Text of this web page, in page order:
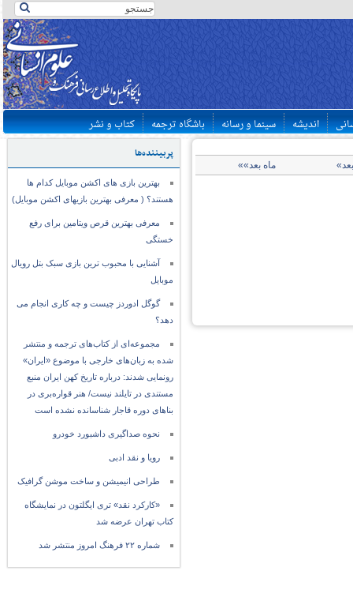
اندیشه سینما و رسانه باشگاه ترجمه کتاب و نشر
پربیننده‌ها
بهترین بازی های اکشن موبایل کدام ها
هستند؟ ( معرفی بهترین بازیهای اکشن موبایل)
معرفی بهترین قرص ویتامین برای رفع
خستگی
آشنایی با محبوب ترین بازی سبک بتل رویال
موبایل
گوگل ادوردز چیست و چه کاری انجام می
دهد؟
مجموعه‌ای از کتاب‌های ترجمه و منتشر
شده به زبان‌های خارجی با موضوع «ایران»
رونمایی شدند: درباره تاریخ کهن ایران منبع
مستندی در تایلند نیست/ هنر قواره‌بری در
بناهای دوره قاجار شناسانده نشده است
نحوه صداگیری داشبورد خودرو
رویا و نقد ادبی
طراحی انیمیشن و ساخت موشن گرافیک
«کارکرد نقد» تری ایگلتون در نمایشگاه
کتاب تهران عرضه شد
شماره ۲۲ فرهنگ امروز منتشر شد
ماه بعد»»